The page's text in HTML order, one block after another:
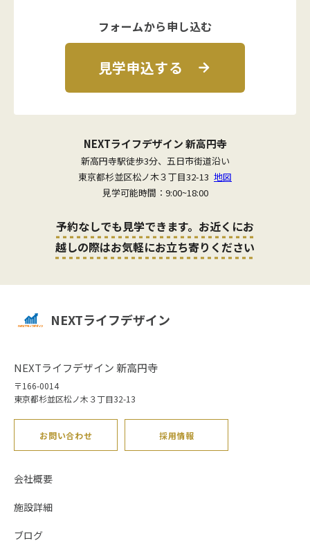
フォームから申し込む
見学申込する
NEXTライフデザイン 新高円寺
新高円寺駅徒歩3分、五日市街道沿い
東京都杉並区松ノ木３丁目32-13 地図
見学可能時間：9:00~18:00
予約なしでも見学できます。お近くにお
越しの際はお気軽にお立ち寄りください
NEXTライフデザイン
NEXTライフデザイン 新高円寺
〒166-0014
東京都杉並区松ノ木３丁目32-13
お問い合わせ 採用情報
会社概要
施設詳細
ブログ